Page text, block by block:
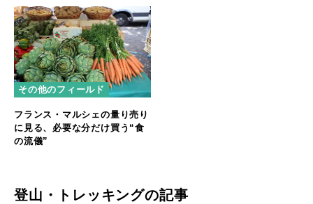
その他のフィールド
フランス・マルシェの量り売り
に見る、必要な分だけ買う“食
の流儀”
登山・トレッキングの記事